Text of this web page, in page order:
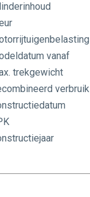
vanaf
trekgewicht
verbruik